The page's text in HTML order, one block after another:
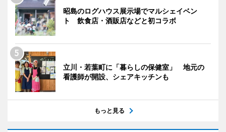
昭島のログハウス展示場でマルシェイベン
ト 飲食店・酒販店などと初コラボ
立川・若葉町に「暮らしの保健室」 地元の
看護師が開設、シェアキッチンも
もっと見る